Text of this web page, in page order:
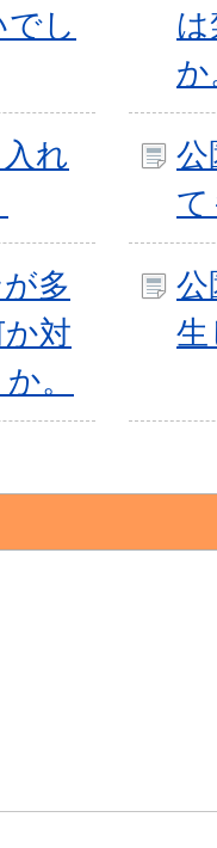
し
れ
公
多
対
。
公